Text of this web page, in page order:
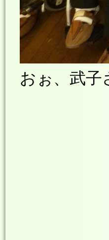
おぉ、武子